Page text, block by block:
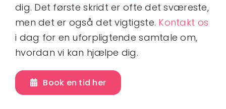
dig. Det første skridt er ofte det sværeste,
men det er også det vigtigste. Kontakt os
i dag for en uforpligtende samtale om,
hvordan vi kan hjælpe dig.
Book en tid her